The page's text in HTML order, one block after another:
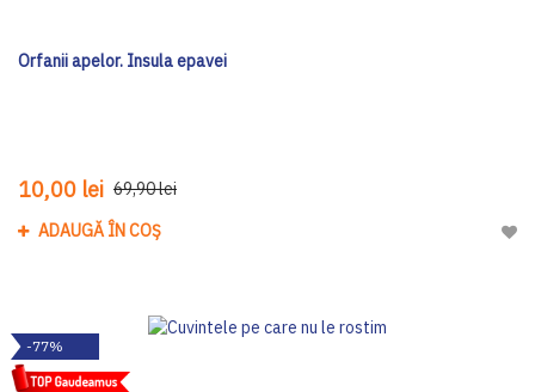
Orfanii apelor. Insula epavei
10,00 lei 69,90 lei
ADAUGĂ ÎN COȘ
-77%